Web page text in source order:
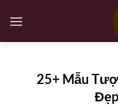
qua
25+ Mẫu